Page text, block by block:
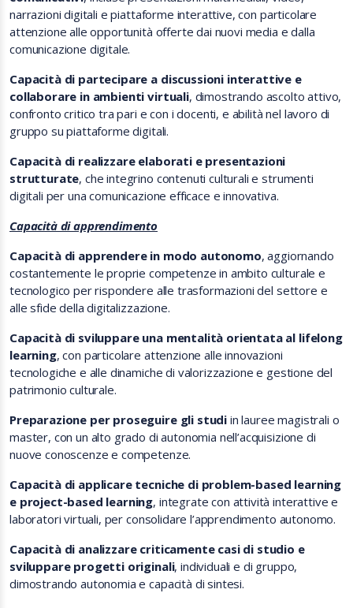
narrazioni digitali e piattaforme interattive, con particolare
attenzione alle opportunità offerte dai nuovi media e dalla
comunicazione digitale.
Capacità di partecipare a discussioni interattive e
collaborare in ambienti virtuali, dimostrando ascolto attivo,
confronto critico tra pari e con i docenti, e abilità nel lavoro di
gruppo su piattaforme digitali.
Capacità di realizzare elaborati e presentazioni
strutturate, che integrino contenuti culturali e strumenti
digitali per una comunicazione efficace e innovativa.
Capacità di apprendimento
Capacità di apprendere in modo autonomo, aggiornando
costantemente le proprie competenze in ambito culturale e
tecnologico per rispondere alle trasformazioni del settore e
alle sfide della digitalizzazione.
Capacità di sviluppare una mentalità orientata al lifelong
learning, con particolare attenzione alle innovazioni
tecnologiche e alle dinamiche di valorizzazione e gestione del
patrimonio culturale.
Preparazione per proseguire gli studi in lauree magistrali o
master, con un alto grado di autonomia nell’acquisizione di
nuove conoscenze e competenze.
Capacità di applicare tecniche di problem-based learning
e project-based learning, integrate con attività interattive e
laboratori virtuali, per consolidare l’apprendimento autonomo.
Capacità di analizzare criticamente casi di studio e
sviluppare progetti originali, individuali e di gruppo,
dimostrando autonomia e capacità di sintesi.